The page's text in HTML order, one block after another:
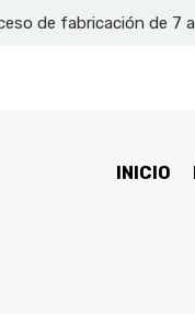
de fabricación de 7
INICIO